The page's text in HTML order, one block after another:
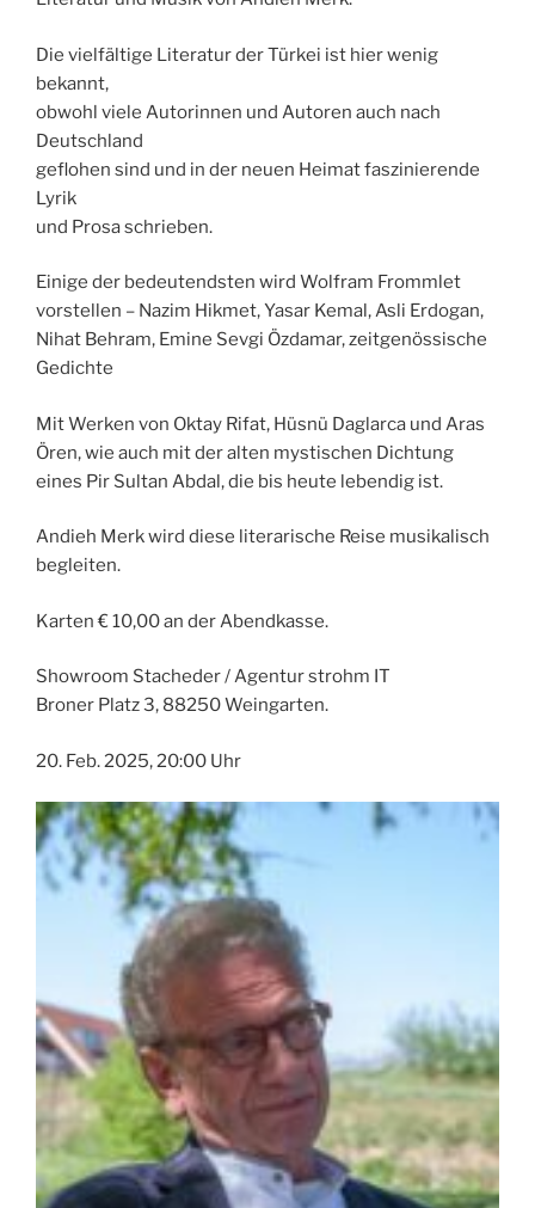
Die vielfältige Literatur der Türkei ist hier wenig
bekannt,
obwohl viele Autorinnen und Autoren auch nach
Deutschland
geflohen sind und in der neuen Heimat faszinierende
Lyrik
und Prosa schrieben.
Einige der bedeutendsten wird Wolfram Frommlet
vorstellen – Nazim Hikmet, Yasar Kemal, Asli Erdogan,
Nihat Behram, Emine Sevgi Özdamar, zeitgenössische
Gedichte
Mit Werken von Oktay Rifat, Hüsnü Daglarca und Aras
Ören, wie auch mit der alten mystischen Dichtung
eines Pir Sultan Abdal, die bis heute lebendig ist.
Andieh Merk wird diese literarische Reise musikalisch
begleiten.
Karten € 10,00 an der Abendkasse.
Showroom Stacheder / Agentur strohm IT
Broner Platz 3, 88250 Weingarten.
20. Feb. 2025, 20:00 Uhr